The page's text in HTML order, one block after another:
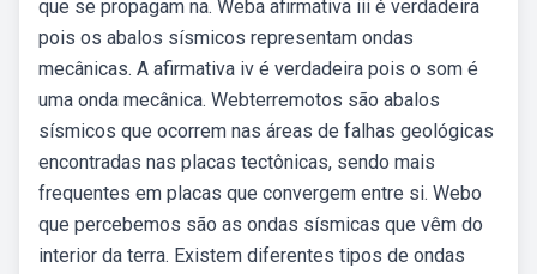
que se propagam na. Weba afirmativa iii é verdadeira
pois os abalos sísmicos representam ondas
mecânicas. A afirmativa iv é verdadeira pois o som é
uma onda mecânica. Webterremotos são abalos
sísmicos que ocorrem nas áreas de falhas geológicas
encontradas nas placas tectônicas, sendo mais
frequentes em placas que convergem entre si. Webo
que percebemos são as ondas sísmicas que vêm do
interior da terra. Existem diferentes tipos de ondas